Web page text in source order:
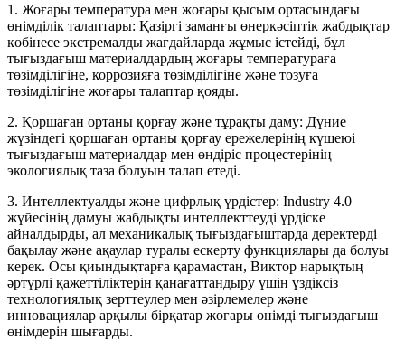
1. Жоғары температура мен жоғары қысым ортасындағы
өнімділік талаптары: Қазіргі заманғы өнеркәсіптік жабдықтар
көбінесе экстремалды жағдайларда жұмыс істейді, бұл
тығыздағыш материалдардың жоғары температураға
төзімділігіне, коррозияға төзімділігіне және тозуға
төзімділігіне жоғары талаптар қояды.
2. Қоршаған ортаны қорғау және тұрақты даму: Дүние
жүзіндегі қоршаған ортаны қорғау ережелерінің күшеюі
тығыздағыш материалдар мен өндіріс процестерінің
экологиялық таза болуын талап етеді.
3. Интеллектуалды және цифрлық үрдістер: Industry 4.0
жүйесінің дамуы жабдықты интеллекттеуді үрдіске
айналдырды, ал механикалық тығыздағыштарда деректерді
бақылау және ақаулар туралы ескерту функциялары да болуы
керек. Осы қиындықтарға қарамастан, Виктор нарықтың
әртүрлі қажеттіліктерін қанағаттандыру үшін үздіксіз
технологиялық зерттеулер мен әзірлемелер және
инновациялар арқылы бірқатар жоғары өнімді тығыздағыш
өнімдерін шығарды.